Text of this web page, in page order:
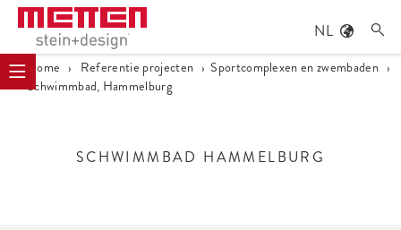
NL 
Home › Referentie projecten › Sportcomplexen en zwembaden ›
Schwimmbad, Hammelburg
SCHWIMMBAD HAMMELBURG